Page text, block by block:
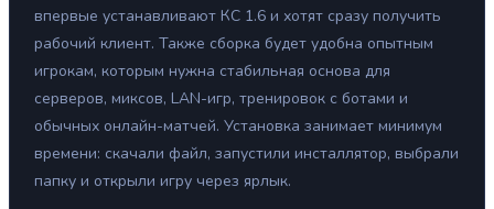
впервые устанавливают КС 1.6 и хотят сразу получить
рабочий клиент. Также сборка будет удобна опытным
игрокам, которым нужна стабильная основа для
серверов, миксов, LAN-игр, тренировок с ботами и
обычных онлайн-матчей. Установка занимает минимум
времени: скачали файл, запустили инсталлятор, выбрали
папку и открыли игру через ярлык.